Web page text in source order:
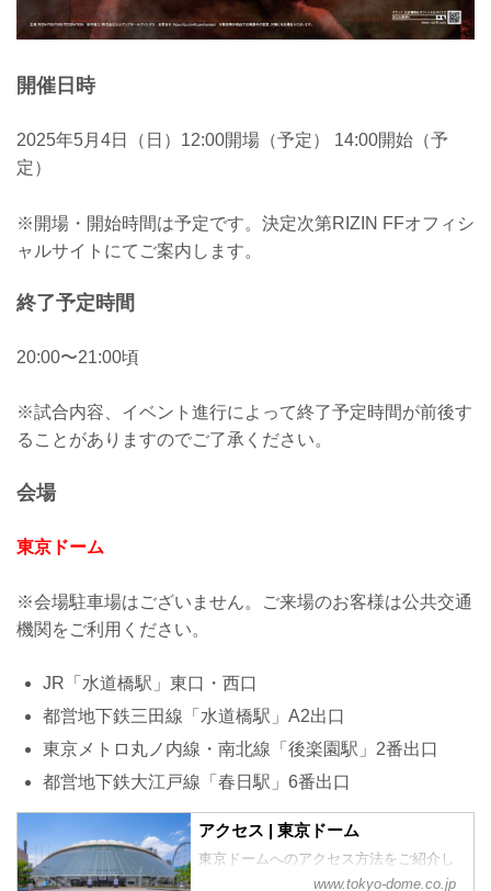
開催日時
2025年5月4日（日）12:00開場（予定） 14:00開始（予
定）
※開場・開始時間は予定です。決定次第RIZIN FFオフィシ
ャルサイトにてご案内します。
終了予定時間
20:00〜21:00頃
※試合内容、イベント進行によって終了予定時間が前後す
ることがありますのでご了承ください。
会場
東京ドーム
※会場駐車場はございません。ご来場のお客様は公共交通
機関をご利用ください。
JR「水道橋駅」東口・西口
都営地下鉄三田線「水道橋駅」A2出口
東京メトロ丸ノ内線・南北線「後楽園駅」2番出口
都営地下鉄大江戸線「春日駅」6番出口
アクセス | 東京ドーム
東京ドームへのアクセス方法をご紹介し
www.tokyo-dome.co.jp